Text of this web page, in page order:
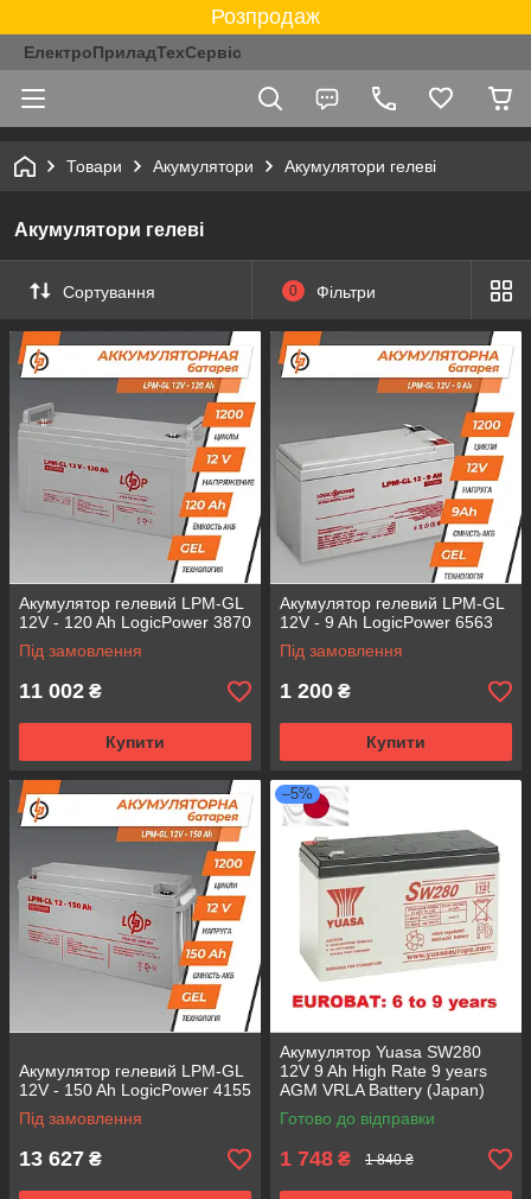
Розпродаж
ЕлектроПриладТехСервіс
Товари Акумулятори Акумулятори гелеві
Акумулятори гелеві
Сортування 0 Фільтри
Акумулятор гелевий LPM-GL
12V - 120 Ah LogicPower 3870
Під замовлення
11 002 ₴
Купити
Акумулятор гелевий LPM-GL
12V - 9 Ah LogicPower 6563
Під замовлення
1 200 ₴
Купити
Акумулятор гелевий LPM-GL
12V - 150 Ah LogicPower 4155
Під замовлення
13 627 ₴
–5%
Акумулятор Yuasa SW280
12V 9 Ah High Rate 9 years
AGM VRLA Battery (Japan)
Готово до відправки
1 748 ₴ 1 840 ₴